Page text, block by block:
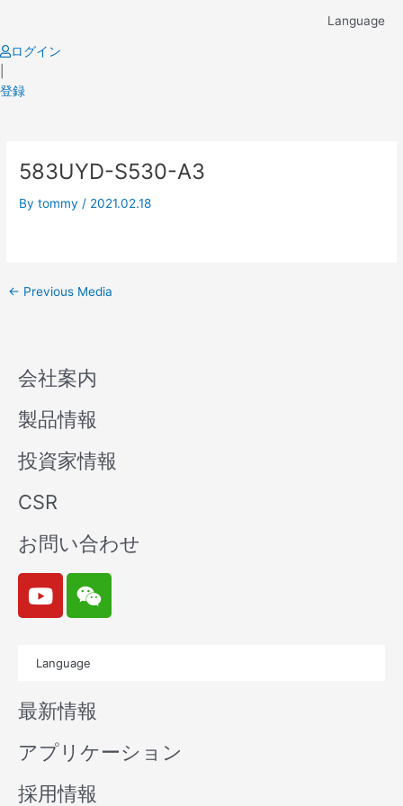
content
Language
ログイン
登録
583UYD-S530-A3
Bytommy / 2021.02.18
navigation
← Previous Media
会社案内
製品情報
投資家情報
CSR
お問い合わせ
Y
o
u
b
e
W
e
i
n
Language
最新情報
アプリケーション
採用情報